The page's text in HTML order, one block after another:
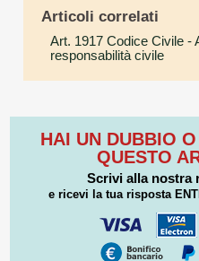
Articoli correlati
Art. 1917 Codice Civile -
responsabilità civile
HAI UN DUBBIO
QUESTO
Scrivi alla nostra
e ricevi la tua risposta